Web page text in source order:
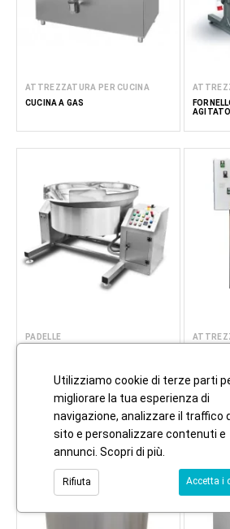
ATTREZZATURA PER CUCINA
CUCINA A GAS
PADELLE
Utilizziamo cookie di terze parti
migliorare la tua esperienza di
navigazione, analizzare il traffico
sito e personalizzare contenuti e
annunci. Scopri di più
Accetta i
Rifiuta